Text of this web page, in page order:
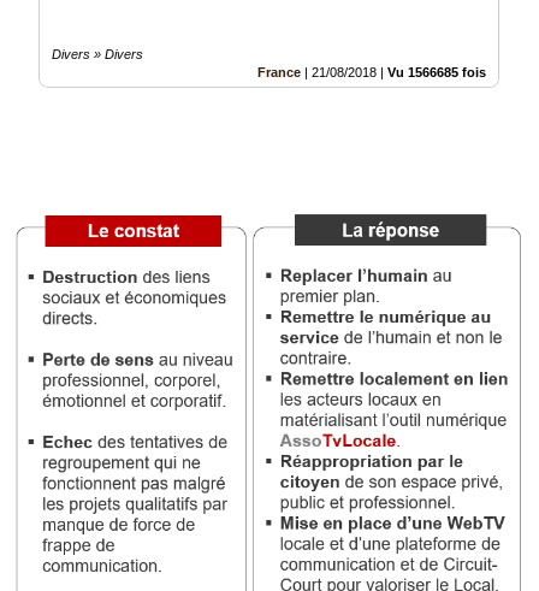
Prémium
éditeur
Divers » Divers
France
21/08/2018 Vu 1566685 fois